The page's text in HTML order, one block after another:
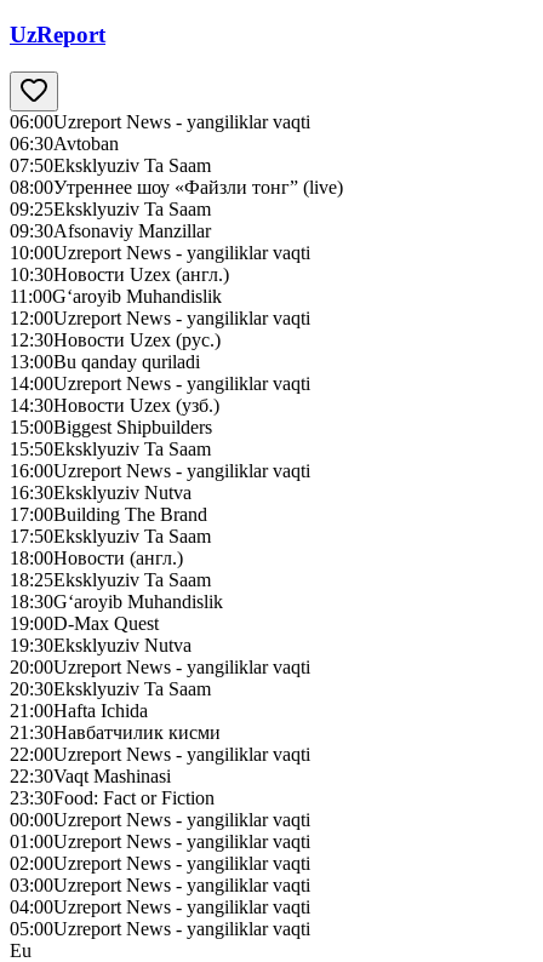
UzReport
06:00Uzreport News - yangiliklar vaqti
06:30Avtoban
07:50Eksklyuziv Ta Saam
08:00Утреннее шоу «Файзли тонг” (live)
09:25Eksklyuziv Ta Saam
09:30Afsonaviy Manzillar
10:00Uzreport News - yangiliklar vaqti
10:30Новости Uzex (англ.)
11:00G‘aroyib Muhandislik
12:00Uzreport News - yangiliklar vaqti
12:30Новости Uzex (рус.)
13:00Bu qanday quriladi
14:00Uzreport News - yangiliklar vaqti
14:30Новости Uzex (узб.)
15:00Biggest Shipbuilders
15:50Eksklyuziv Ta Saam
16:00Uzreport News - yangiliklar vaqti
16:30Eksklyuziv Nutva
17:00Building The Brand
17:50Eksklyuziv Ta Saam
18:00Новости (англ.)
18:25Eksklyuziv Ta Saam
18:30G‘aroyib Muhandislik
19:00D-Max Quest
19:30Eksklyuziv Nutva
20:00Uzreport News - yangiliklar vaqti
20:30Eksklyuziv Ta Saam
21:00Hafta Ichida
21:30Навбатчилик кисми
22:00Uzreport News - yangiliklar vaqti
22:30Vaqt Mashinasi
23:30Food: Fact or Fiction
00:00Uzreport News - yangiliklar vaqti
01:00Uzreport News - yangiliklar vaqti
02:00Uzreport News - yangiliklar vaqti
03:00Uzreport News - yangiliklar vaqti
04:00Uzreport News - yangiliklar vaqti
05:00Uzreport News - yangiliklar vaqti
Eu